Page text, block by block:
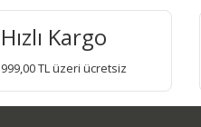
Hızlı Kargo
999,00 TL üzeri ücretsiz